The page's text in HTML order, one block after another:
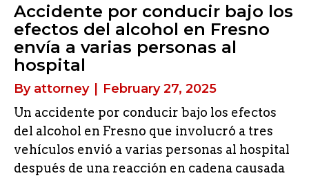
Accidente por conducir bajo los
efectos del alcohol en Fresno
envía a varias personas al
hospital
By attorney | February 27, 2025
Un accidente por conducir bajo los efectos
del alcohol en Fresno que involucró a tres
vehículos envió a varias personas al hospital
después de una reacción en cadena causada